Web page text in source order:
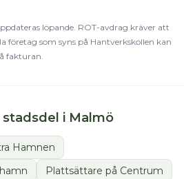
löpande. ROT-avdrag kräver att
företag som syns på Hantverkskollen kan
fakturan.
stadsdel i Malmö
Hamnen
Plattsättare på Centrum